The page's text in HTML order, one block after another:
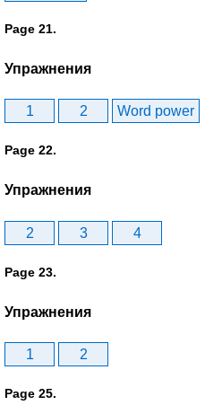
Page 21.
Упражнения
1 2 Word power
Page 22.
Упражнения
2 3 4
Page 23.
Упражнения
1 2
Page 25.